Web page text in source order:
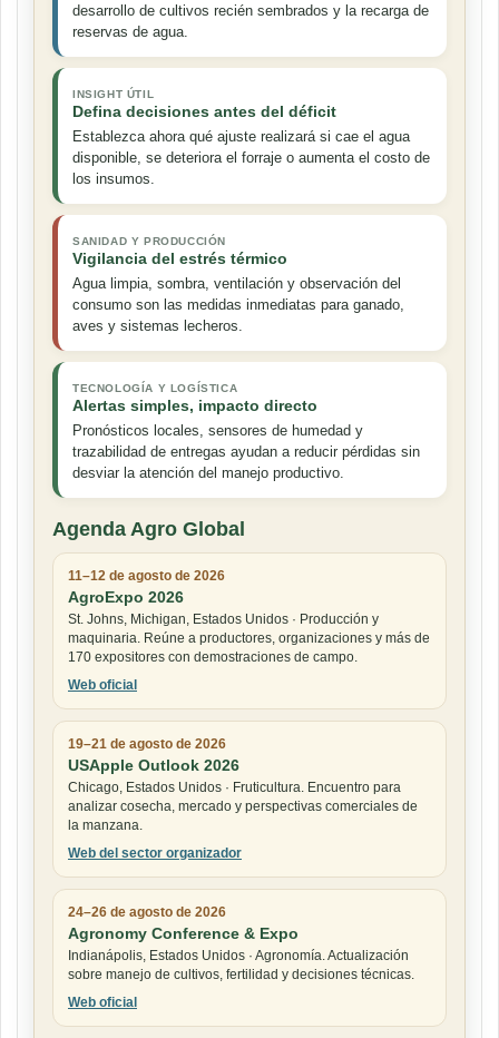
desarrollo de cultivos recién sembrados y la recarga de
reservas de agua.
INSIGHT ÚTIL
Defina decisiones antes del déficit
Establezca ahora qué ajuste realizará si cae el agua
disponible, se deteriora el forraje o aumenta el costo de
los insumos.
SANIDAD Y PRODUCCIÓN
Vigilancia del estrés térmico
Agua limpia, sombra, ventilación y observación del
consumo son las medidas inmediatas para ganado,
aves y sistemas lecheros.
TECNOLOGÍA Y LOGÍSTICA
Alertas simples, impacto directo
Pronósticos locales, sensores de humedad y
trazabilidad de entregas ayudan a reducir pérdidas sin
desviar la atención del manejo productivo.
Agenda Agro Global
11–12 de agosto de 2026
AgroExpo 2026
St. Johns, Michigan, Estados Unidos · Producción y
maquinaria. Reúne a productores, organizaciones y más de
170 expositores con demostraciones de campo.
Web oficial
19–21 de agosto de 2026
USApple Outlook 2026
Chicago, Estados Unidos · Fruticultura. Encuentro para
analizar cosecha, mercado y perspectivas comerciales de
la manzana.
Web del sector organizador
24–26 de agosto de 2026
Agronomy Conference & Expo
Indianápolis, Estados Unidos · Agronomía. Actualización
sobre manejo de cultivos, fertilidad y decisiones técnicas.
Web oficial